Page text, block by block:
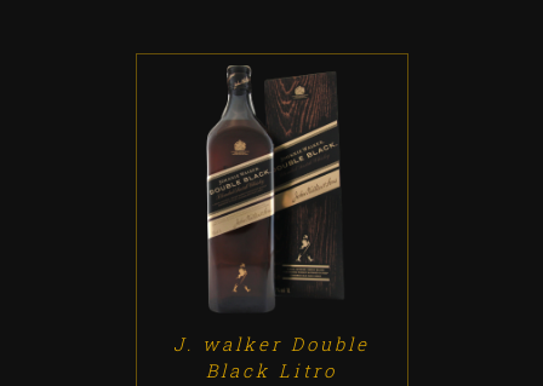
ADD TO CART / DETALLES
J. walker Double
Black Litro